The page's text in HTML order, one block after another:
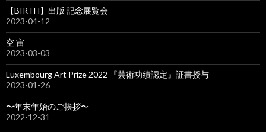
【BIRTH】出版 記念展覧会
2023-04-12
空 宙
2023-03-03
Luxembourg Art Prize 2022 『芸術功績認定』証書授与
2023-01-26
〜年末年始のご挨拶〜
2022-12-31